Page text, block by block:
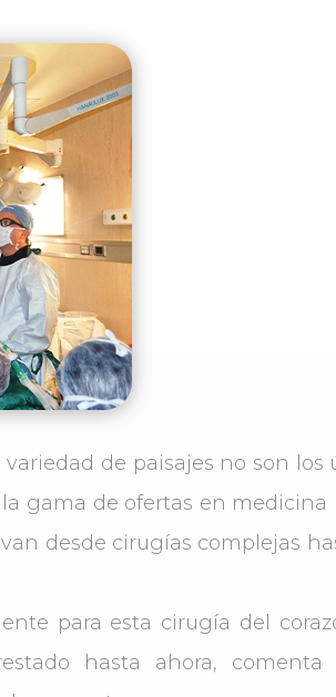
de paisajes no son los
gama de ofertas en medicina
desde cirugías complejas
para esta cirugía del
hasta ahora, comenta